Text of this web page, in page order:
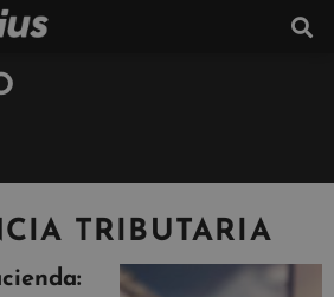
TRIBUTARIA